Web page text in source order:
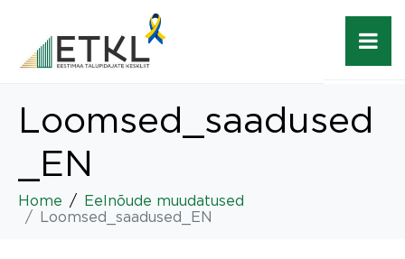
Loomsed_saadused
_EN
Home
Eelnõude muudatused
Loomsed_saadused_EN